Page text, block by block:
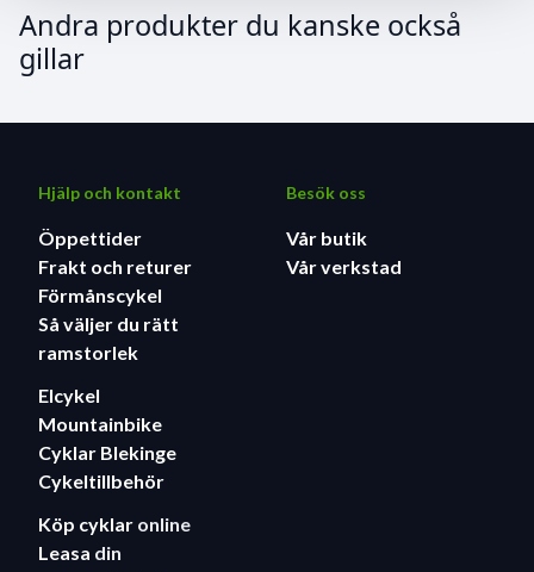
Andra produkter du kanske också
gillar
Hjälp och kontakt
Öppettider
Frakt och returer
Förmånscykel
Så väljer du rätt
ramstorlek
Elcykel
Mountainbike
Cyklar Blekinge
Cykeltillbehör
Köp cyklar online
Leasa din
Besök oss
Vår butik
Vår verkstad